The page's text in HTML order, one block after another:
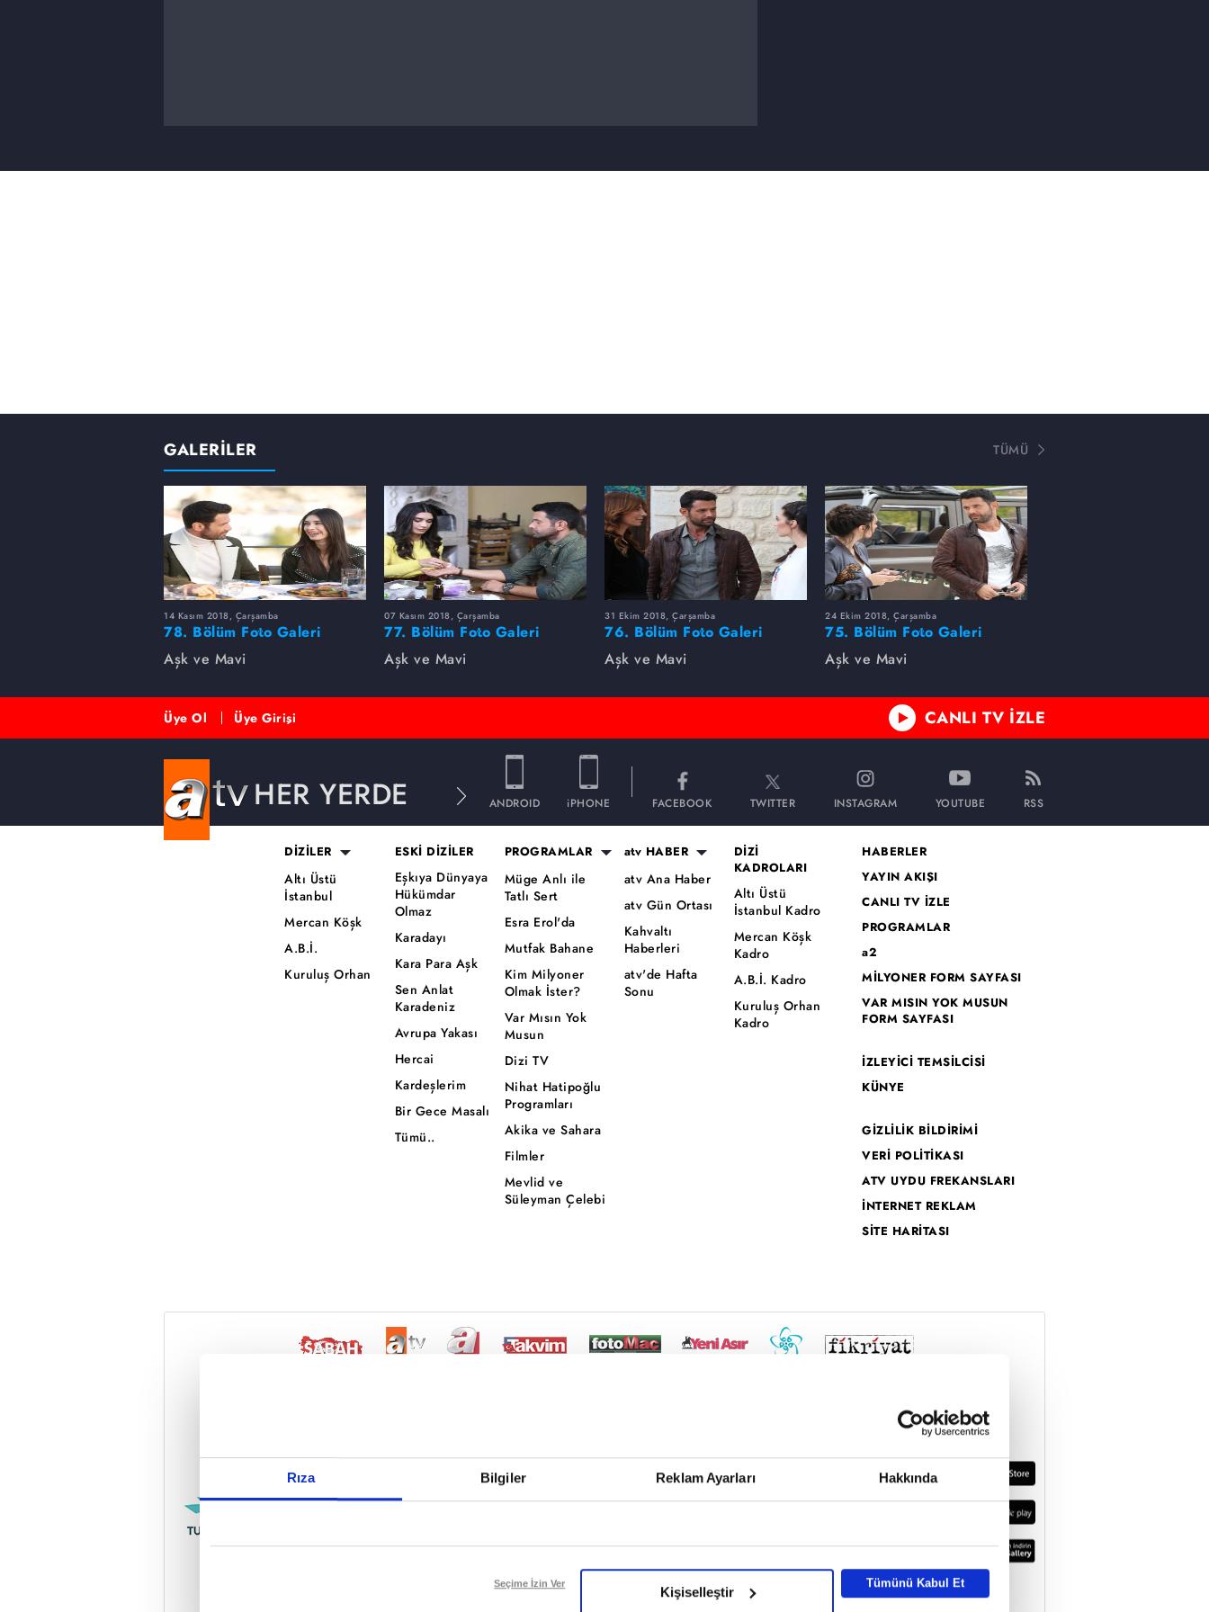
Rıza Bilgiler Reklam Ayarları Hakkında
Reddet
Seçime İzin Ver
Kişiselleştir
Tümünü Kabul Et
GALERİLER TÜMÜ
14 Kasım 2018, Çarşamba
78. Bölüm Foto Galeri
Aşk ve Mavi
07 Kasım 2018, Çarşamba
77. Bölüm Foto Galeri
Aşk ve Mavi
31 Ekim 2018, Çarşamba
76. Bölüm Foto Galeri
Aşk ve Mavi
24 Ekim 2018, Çarşamba
75. Bölüm Foto Galeri
Aşk ve Mavi
Üye Ol Üye Girişi CANLI TV İZLE
HER YERDE ANDROID iPHONE FACEBOOK TWITTER INSTAGRAM YOUTUBE RSS
DİZİLER
Altı Üstü
İstanbul
Mercan Köşk
A.B.İ.
Kuruluş Orhan
ESKİ DİZİLER
Eşkıya Dünyaya
Hükümdar
Olmaz
Karadayı
Kara Para Aşk
Sen Anlat
Karadeniz
Avrupa Yakası
Hercai
Kardeşlerim
Bir Gece Masalı
Tümü..
PROGRAMLAR
Müge Anlı ile
Tatlı Sert
Esra Erol'da
Mutfak Bahane
Kim Milyoner
Olmak İster?
Var Mısın Yok
Musun
Dizi TV
Nihat Hatipoğlu
Programları
Akika ve Sahara
Filmler
Mevlid ve
Süleyman Çelebi
atv HABER
atv Ana Haber
atv Gün Ortası
Kahvaltı
Haberleri
atv'de Hafta
Sonu
DİZİ
KADROLARI
Altı Üstü
İstanbul Kadro
Mercan Köşk
Kadro
A.B.İ. Kadro
Kuruluş Orhan
Kadro
HABERLER
YAYIN AKIŞI
CANLI TV İZLE
PROGRAMLAR
a2
MİLYONER FORM SAYFASI
VAR MISIN YOK MUSUN
FORM SAYFASI
İZLEYİCİ TEMSİLCİSİ
KÜNYE
GİZLİLİK BİLDİRİMİ
VERİ POLİTİKASI
ATV UYDU FREKANSLARI
İNTERNET REKLAM
SİTE HARİTASI